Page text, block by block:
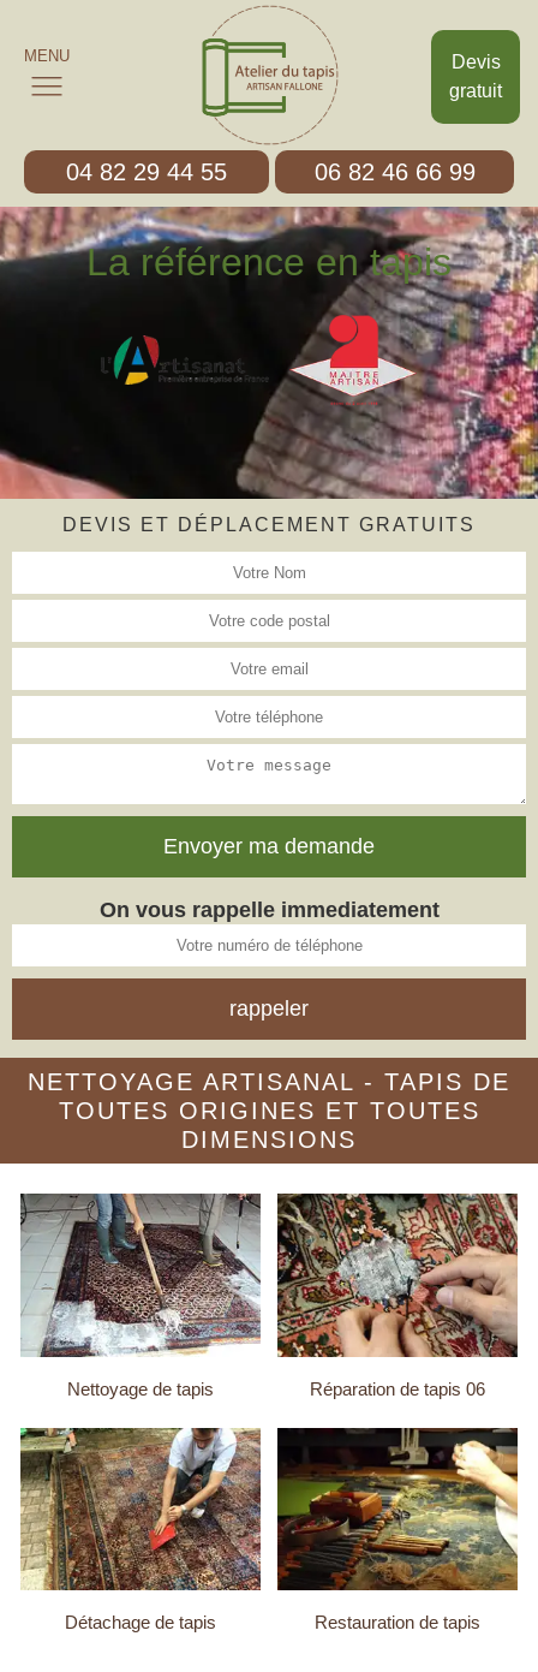
Devis
gratuit
MENU
04 82 29 44 55 06 82 46 66 99
La référence en tapis
DEVIS ET DÉPLACEMENT GRATUITS
On vous rappelle immediatement
NETTOYAGE ARTISANAL - TAPIS DE
TOUTES ORIGINES ET TOUTES
DIMENSIONS
Nettoyage de tapis Réparation de tapis 06
Détachage de tapis Restauration de tapis